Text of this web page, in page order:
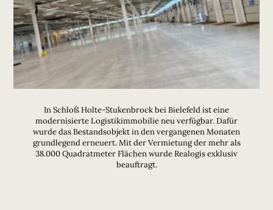
In Schloß Holte-Stukenbrock bei Bielefeld ist eine
modernisierte Logistikimmobilie neu verfügbar. Dafür
wurde das Bestandsobjekt in den vergangenen Monaten
grundlegend erneuert. Mit der Vermietung der mehr als
38.000 Quadratmeter Flächen wurde Realogis exklusiv
beauftragt.